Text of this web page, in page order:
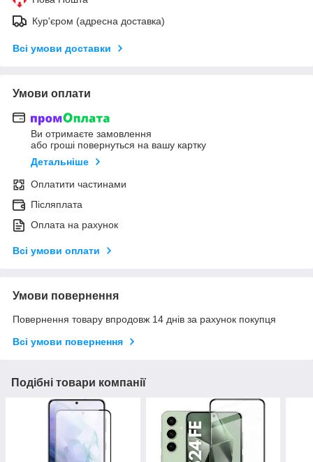
Кур'єром (адресна доставка)
Всі умови доставки
Умови оплати
Ви отримаєте замовлення
або гроші повернуться на вашу картку
Детальніше
Оплатити частинами
Післяплата
Оплата на рахунок
Всі умови оплати
Умови повернення
Повернення товару впродовж 14 днів за рахунок покупця
Всі умови повернення
Подібні товари компанії